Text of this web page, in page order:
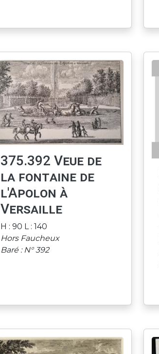
375.392 Veue de
la fontaine de
l'Apolon à
Versaille
H : 90 L : 140
Hors Faucheux
Baré : N° 392